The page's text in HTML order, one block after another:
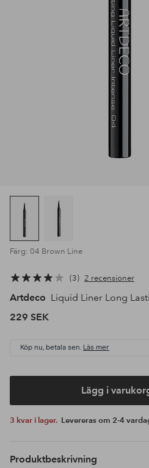
Färg: 04 Brown Line
3 2 recensioner
Artdeco Liquid Liner Long
229 SEK
Köp nu, betala sen. Läs mer
Lägg i
3 kvar i lager. Levereras om 2-4
Produktbeskrivning